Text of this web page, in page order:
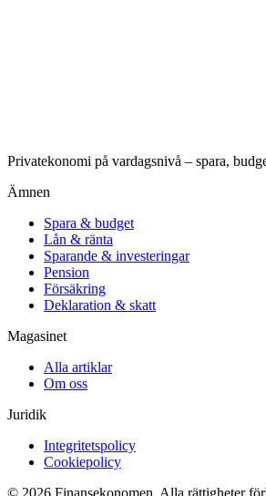
Privatekonomi på vardagsnivå – spara,
Ämnen
Spara & budget
Lån & ränta
Sparande & investeringar
Pension
Försäkring
Deklaration & skatt
Magasinet
Alla artiklar
Om oss
Juridik
Integritetspolicy
Cookiepolicy
© 2026 Finansekonomen. Alla rättigheter